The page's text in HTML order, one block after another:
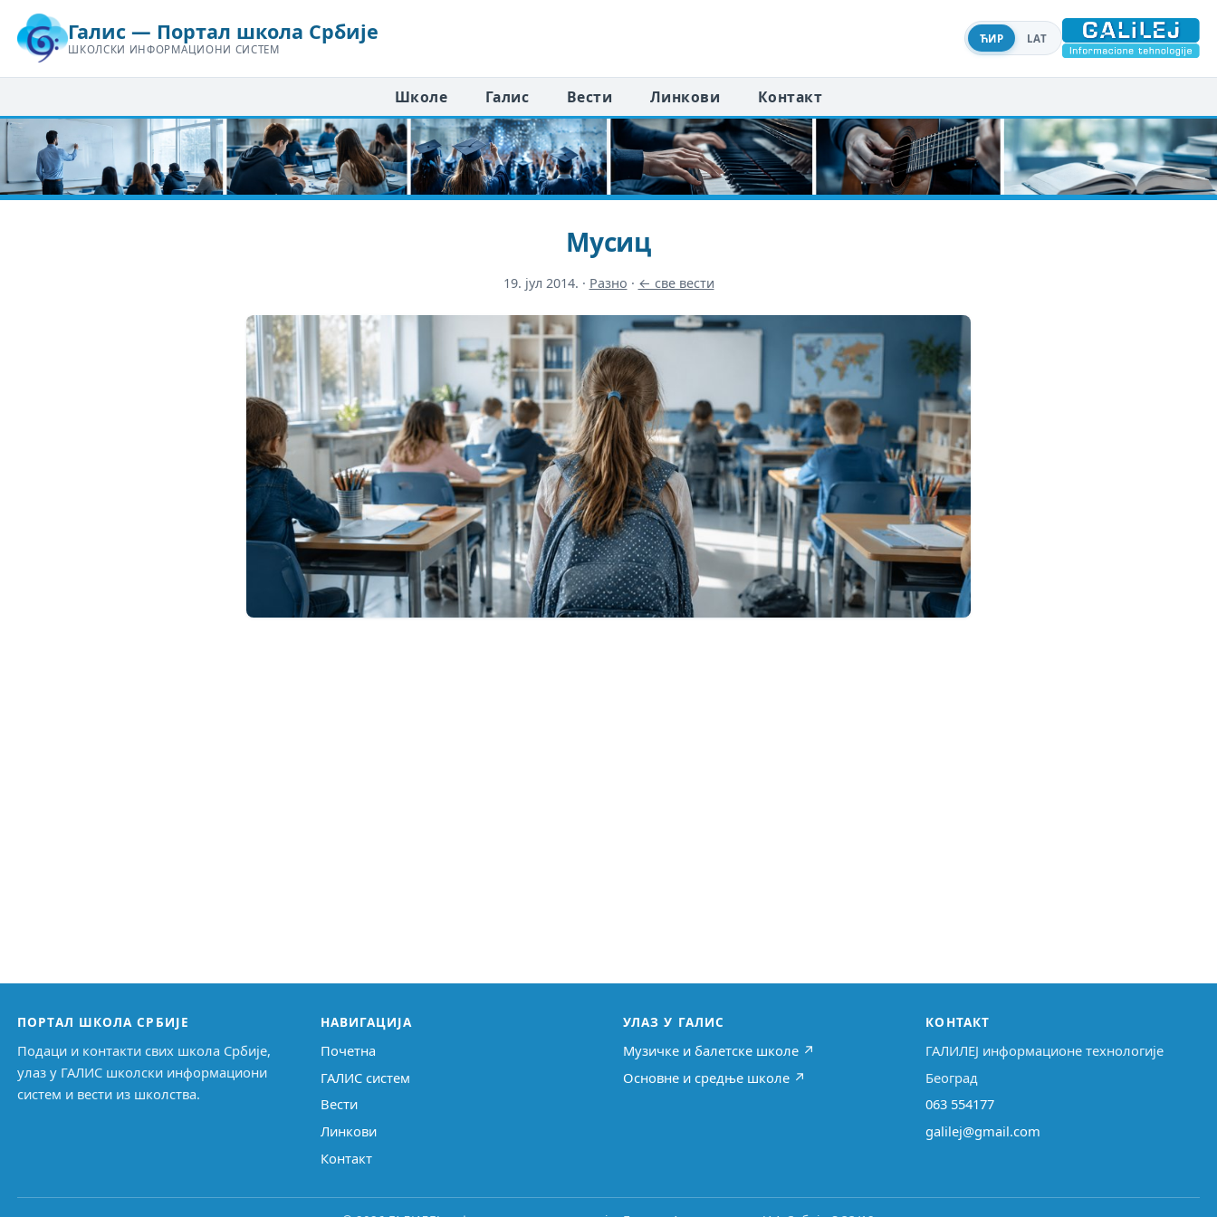
Галис — Портал школа Србије
ШКОЛСКИ ИНФОРМАЦИОНИ СИСТЕМ
ЋИР LAT
Школе Галис Вести Линкови Контакт
Мусиц
19. јул 2014. · Разно · ← све вести
ПОРТАЛ ШКОЛА СРБИЈЕ
Подаци и контакти свих школа Србије,
улаз у ГАЛИС школски информациони
систем и вести из школства.
НАВИГАЦИЈА
Почетна
ГАЛИС систем
Вести
Линкови
Контакт
УЛАЗ У ГАЛИС
Музичке и балетске школе ↗
Основне и средње школе ↗
КОНТАКТ
ГАЛИЛЕЈ информационе технологије
Београд
063 554177
galilej@gmail.com